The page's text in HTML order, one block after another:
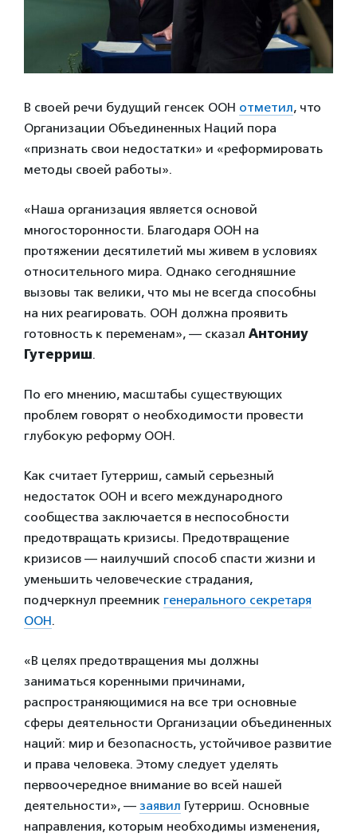
В своей речи будущий генсек ООН отметил, что
Организации Объединенных Наций пора
«признать свои недостатки» и «реформировать
методы своей работы».
«Наша организация является основой
многосторонности. Благодаря ООН на
протяжении десятилетий мы живем в условиях
относительного мира. Однако сегодняшние
вызовы так велики, что мы не всегда способны
на них реагировать. ООН должна проявить
готовность к переменам», — сказал Антониу
Гутерриш.
По его мнению, масштабы существующих
проблем говорят о необходимости провести
глубокую реформу ООН.
Как считает Гутерриш, самый серьезный
недостаток ООН и всего международного
сообщества заключается в неспособности
предотвращать кризисы. Предотвращение
кризисов — наилучший способ спасти жизни и
уменьшить человеческие страдания,
подчеркнул преемник генерального секретаря
ООН.
«В целях предотвращения мы должны
заниматься коренными причинами,
распространяющимися на все три основные
сферы деятельности Организации объединенных
наций: мир и безопасность, устойчивое развитие
и права человека. Этому следует уделять
первоочередное внимание во всей нашей
деятельности», — заявил Гутерриш. Основные
направления, которым необходимы изменения,